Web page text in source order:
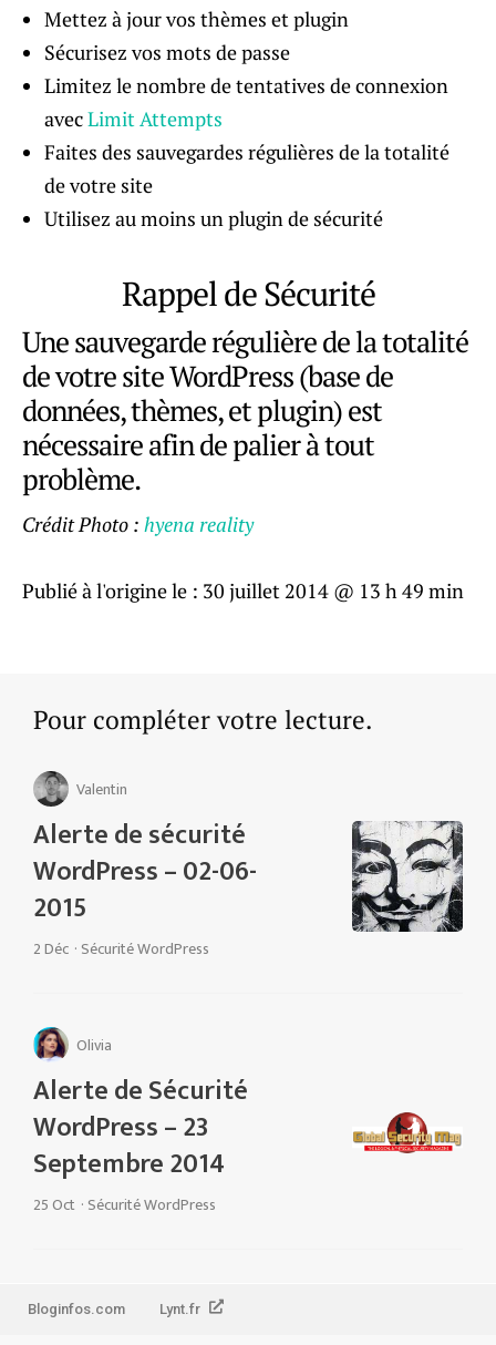
Mettez à jour vos thèmes et plugin
Sécurisez vos mots de passe
Limitez le nombre de tentatives de connexion
avecLimit Attempts
Faites des sauvegardes régulières de la totalité
de votre site
Utilisez au moins un plugin de sécurité
Rappel de Sécurité
Une sauvegarde régulière de la totalité
de votre site WordPress (base de
données, thèmes, et plugin) est
nécessaire afin de palier à tout
problème.
Crédit Photo : hyena reality
Publié à l'origine le : 30 juillet 2014 @ 13 h 49 min
Pour compléter votre lecture.
Valentin
Alerte de sécurité
WordPress – 02-06-
2015
2 Déc · Sécurité WordPress
Olivia
Alerte de Sécurité
WordPress – 23
Septembre 2014
25 Oct · Sécurité WordPress
Bloginfos.com Lynt.fr